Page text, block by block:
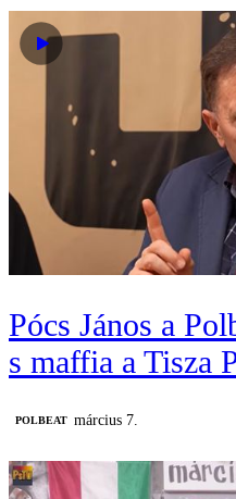
Pócs János a
s maffia a Tisza
‎POLBEAT március 7.